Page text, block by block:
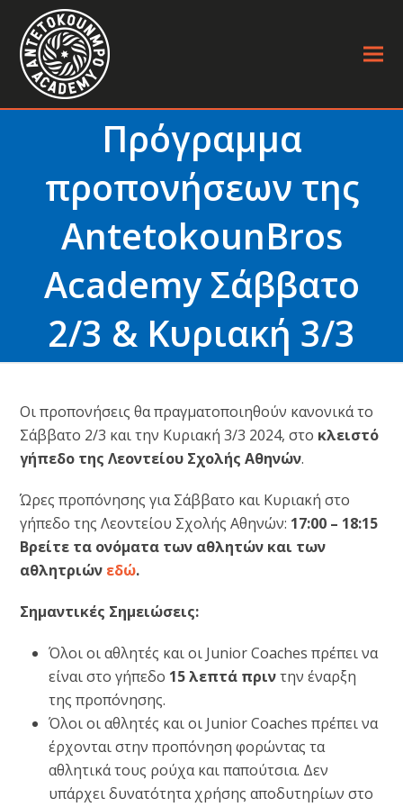
Πρόγραμμα
προπονήσεων της
AntetokounBros
Academy Σάββατο
2/3 & Κυριακή 3/3
Οι προπονήσεις θα πραγματοποιηθούν κανονικά το
Σάββατο 2/3 και την Κυριακή 3/3 2024, στο κλειστό
γήπεδο της Λεοντείου Σχολής Αθηνών.
Ώρες προπόνησης για Σάββατο και Κυριακή στο
γήπεδο της Λεοντείου Σχολής Αθηνών: 17:00 – 18:15
Βρείτε τα ονόματα των αθλητών και των
αθλητριών εδώ.
Σημαντικές Σημειώσεις:
Όλοι οι αθλητές και οι Junior Coaches πρέπει να
είναι στο γήπεδο 15 λεπτά πριντην έναρξη
της προπόνησης.
Όλοι οι αθλητές και οι Junior Coaches πρέπει να
έρχονται στην προπόνηση φορώντας τα
αθλητικά τους ρούχα και παπούτσια. Δεν
υπάρχει δυνατότητα χρήσης αποδυτηρίων στο